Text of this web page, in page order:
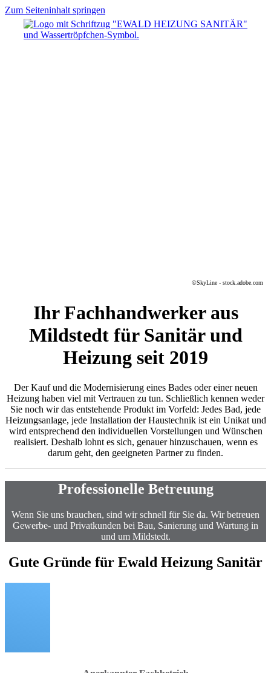
Zum Seiteninhalt springen
©SkyLine - stock.adobe.com
Ihr Fachhandwerker aus
Mildstedt für Sanitär und
Heizung seit 2019
Der Kauf und die Modernisierung eines Bades oder einer neuen
Heizung haben viel mit Vertrauen zu tun. Schließlich kennen weder
Sie noch wir das entstehende Produkt im Vorfeld: Jedes Bad, jede
Heizungsanlage, jede Installation der Haustechnik ist ein Unikat und
wird entsprechend den individuellen Vorstellungen und Wünschen
realisiert. Deshalb lohnt es sich, genauer hinzuschauen, wenn es
darum geht, den geeigneten Partner zu finden.
Professionelle Betreuung
Wenn Sie uns brauchen, sind wir schnell für Sie da. Wir betreuen
Gewerbe- und Privatkunden bei Bau, Sanierung und Wartung in
und um Mildstedt.
Gute Gründe für Ewald Heizung Sanitär